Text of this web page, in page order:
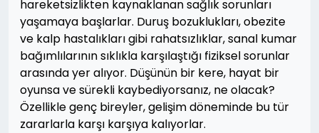
hareketsizlikten kaynaklanan sağlık sorunları
yaşamaya başlarlar. Duruş bozuklukları, obezite
ve kalp hastalıkları gibi rahatsızlıklar, sanal kumar
bağımlılarının sıklıkla karşılaştığı fiziksel sorunlar
arasında yer alıyor. Düşünün bir kere, hayat bir
oyunsa ve sürekli kaybediyorsanız, ne olacak?
Özellikle genç bireyler, gelişim döneminde bu tür
zararlarla karşı karşıya kalıyorlar.